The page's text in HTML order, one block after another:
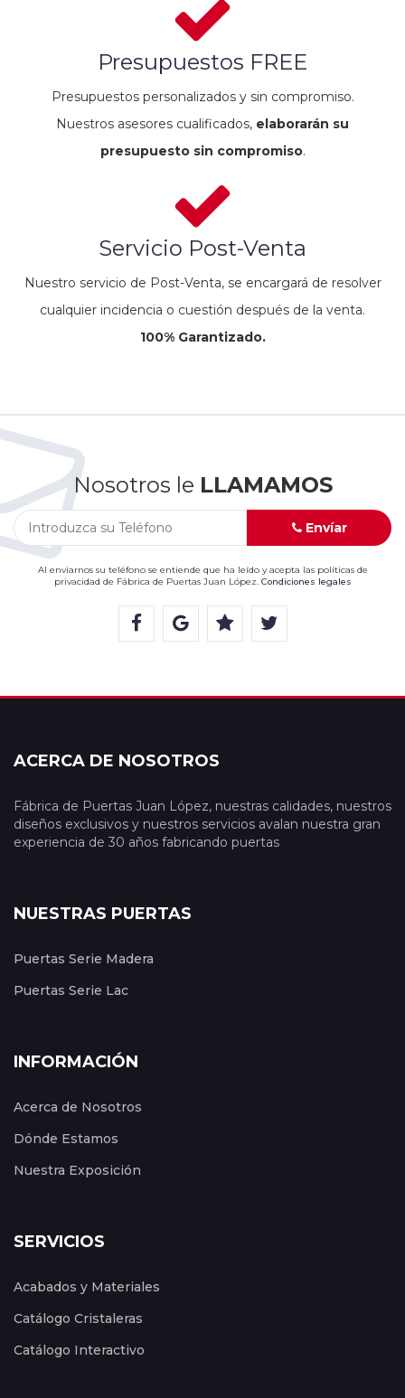
Presupuestos FREE
Presupuestos personalizados y sin compromiso.
Nuestros asesores cualificados, elaborarán su
presupuesto sin compromiso.
Servicio Post-Venta
Nuestro servicio de Post-Venta, se encargará de resolver
cualquier incidencia o cuestión después de la venta.
100% Garantizado.
Nosotros le LLAMAMOS
Envíar
Al enviarnos su teléfono se entiende que ha leído y acepta las políticas de
privacidad de Fábrica de Puertas Juan López. Condiciones legales
ACERCA DE NOSOTROS
Fábrica de Puertas Juan López, nuestras calidades, nuestros
diseños exclusivos y nuestros servicios avalan nuestra gran
experiencia de 30 años fabricando puertas
NUESTRAS PUERTAS
Puertas Serie Madera
Puertas Serie Lac
INFORMACIÓN
Acerca de Nosotros
Dónde Estamos
Nuestra Exposición
SERVICIOS
Acabados y Materiales
Catálogo Cristaleras
Catálogo Interactivo